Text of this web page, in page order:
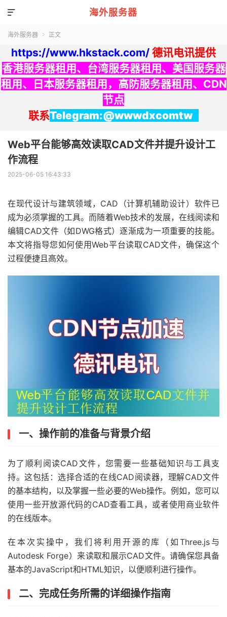
海外服务器

海外服务器  正文
https://www.hkstack.com/ 德讯电讯提供
香港服务器租用、 台湾服务器租用、 美国服务器
租用、 日本服务器租用 ， 高防服务器租用、 CDN
节点
联系Telegram:@wwwdxcomtw
Web平台能够高效读取CAD文件并提升设计工
作流程
2025-06-05 16:43:33
在现代设计与建筑领域，CAD（计算机辅助设计）软件已
成为必须掌握的工具。而随着Web技术的发展，在线阅读和
编辑CAD文件（如DWG格式）逐渐成为一项重要的技能。
本文将指导您如何使用Web平台读取CAD文件，确保这个
过程便捷且高效。
一、操作前的准备与背景介绍
为了顺利阅读CAD文件，您需要一些基础知识与工具支
持。这包括：选择合适的在线CAD阅读器，理解CAD文件
的基本结构，以及掌握一些必要的Web操作。例如，您可以
使用一些开放源代码的CAD查看工具，或者使用商业软件
的在线版本。
在本次实操中，我们将利用开源的库（如Three.js与
Autodesk Forge）来读取和展示CAD文件。请确保您具备
基本的JavaScript和HTML知识，以便顺利进行操作。
二、完成任务所需的详细操作指南